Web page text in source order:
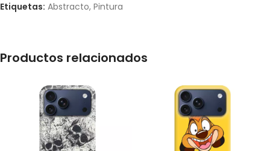
Etiquetas: Abstracto, Pintura
Productos relacionados